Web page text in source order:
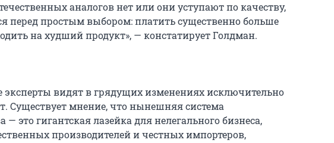
аналогов нет или они уступают по качеству,
перед простым выбором: платить существенно больше
на худший продукт», — констатирует Голдман.
эксперты видят в грядущих изменениях исключительно
Существует мнение, что нынешняя система
— это гигантская лазейка для нелегального бизнеса,
производителей и честных импортеров,